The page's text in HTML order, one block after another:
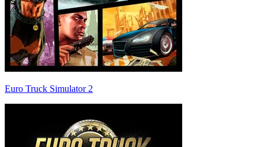
Euro Truck Simulator 2